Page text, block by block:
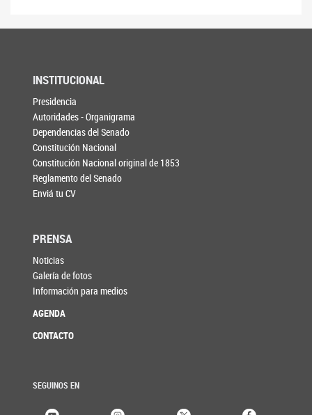
INSTITUCIONAL
Presidencia
Autoridades - Organigrama
Dependencias del Senado
Constitución Nacional
Constitución Nacional original de 1853
Reglamento del Senado
Enviá tu CV
PRENSA
Noticias
Galería de fotos
Información para medios
AGENDA
CONTACTO
SEGUINOS EN